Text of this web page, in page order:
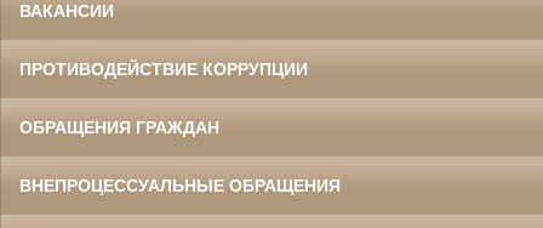
ВАКАНСИИ
ПРОТИВОДЕЙСТВИЕ КОРРУПЦИИ
ОБРАЩЕНИЯ ГРАЖДАН
ВНЕПРОЦЕССУАЛЬНЫЕ ОБРАЩЕНИЯ